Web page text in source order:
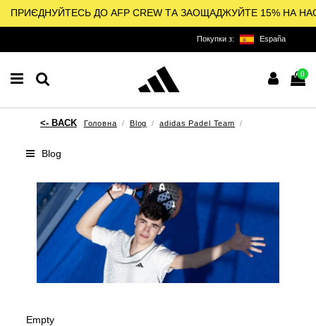
ПРИЄДНУЙТЕСЬ ДО AFP CREW ТА ЗАОЩАДЖУЙТЕ 15% НА
Покупки з: España
0
Головна Blog adidas Padel Team
Blog
Empty